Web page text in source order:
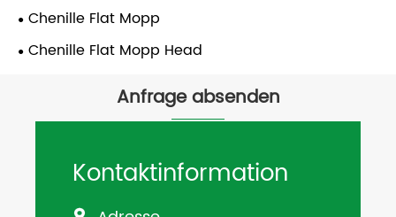
Chenille Flat Mopp
Chenille Flat Mopp Head
Anfrage absenden
Kontaktinformation